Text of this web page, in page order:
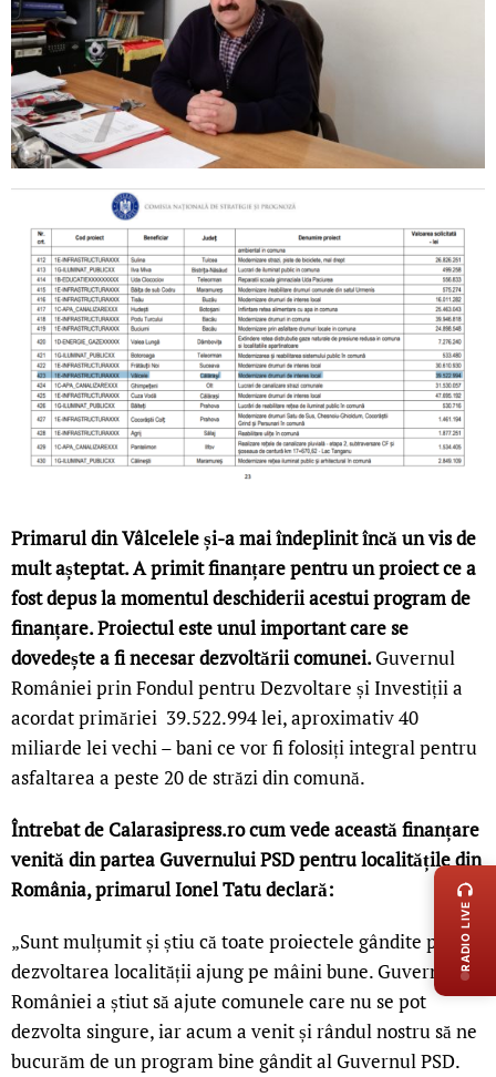
Primarul din Vâlcelele și-a mai îndeplinit încă un vis de
mult așteptat. A primit finanțare pentru un proiect ce a
fost depus la momentul deschiderii acestui program de
finanțare. Proiectul este unul important care se
dovedește a fi necesar dezvoltării comunei.Guvernul
României prin Fondul pentru Dezvoltare și Investiții a
acordat primăriei 39.522.994 lei, aproximativ 40
miliarde lei vechi – bani ce vor fi folosiți integral pentru
asfaltarea a peste 20 de străzi din comună.
Întrebat de Calarasipress.ro cum vede această finanțare
venită din partea Guvernului PSD pentru localitățile din
România, primarul Ionel Tatu declară:
„Sunt mulțumit și știu că toate proiectele gândite pentru
dezvoltarea localității ajung pe mâini bune. Guvernul
României a știut să ajute comunele care nu se pot
dezvolta singure, iar acum a venit și rândul nostru să ne
bucurăm de un program bine gândit al Guvernul PSD.
RADIO LIVE